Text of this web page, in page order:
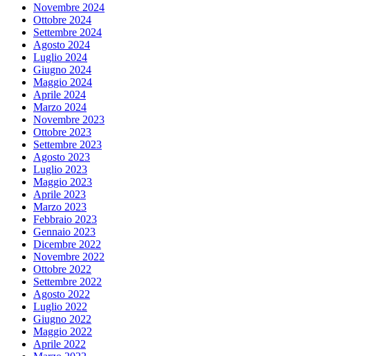
Novembre 2024
Ottobre 2024
Settembre 2024
Agosto 2024
Luglio 2024
Giugno 2024
Maggio 2024
Aprile 2024
Marzo 2024
Novembre 2023
Ottobre 2023
Settembre 2023
Agosto 2023
Luglio 2023
Maggio 2023
Aprile 2023
Marzo 2023
Febbraio 2023
Gennaio 2023
Dicembre 2022
Novembre 2022
Ottobre 2022
Settembre 2022
Agosto 2022
Luglio 2022
Giugno 2022
Maggio 2022
Aprile 2022